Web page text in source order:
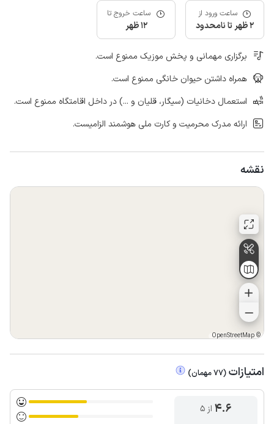
ساعت ورود از
2 ظهر تا نامحدود
ساعت خروج تا
12 ظهر
برگزاری مهمانی و پخش موزیک ممنوع است.
همراه داشتن حیوان خانگی ممنوع است.
استعمال دخانیات (سیگار، قلیان و ...) در داخل اقامتگاه ممنوع است.
ارائه مدرک محرمیت و کارت ملی هوشمند الزامیست.
نقشه
©
OpenStreetMap
امتیازات (
77مهمان)
4.6 از ۵